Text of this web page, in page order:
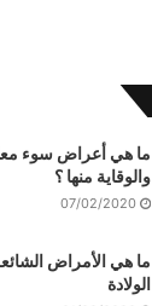
ما هي أعراض سوء
والوقاية منها ؟
07/02/2020
ما هي الأمراض
الولادة